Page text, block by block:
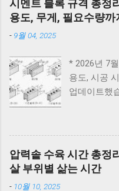
만으로도 단
방법 E1 원
브·단수 여
복되면 AS
급 이상 확
조치 : 가스
인 : 배기구
E5 원인 : 이
는 말입니다
보다는, 풍
위기와 흐
하게 됩니다
대부분은 풍
다. 이 글에
리 이유를
리나라에서
려온 나무 ,
시멘트 블록 규격 총정
용도, 무게, 필요수량까
- 9월 04, 2025
* 2026년 7
용도, 시공
업데이트했
사용되는
구조적 안정
입니다. 블
시공 효율을
있습니다.
압력솥 수육 시간 총정
살 부위별 삶는 시간
- 10월 10, 2025